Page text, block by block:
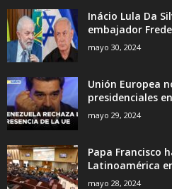
Inácio Lula Da
embajador
mayo 30, 2024
Unión Europea
presidenciales
mayo 29, 2024
Papa Francisco
Latinoamérica
mayo 28, 2024